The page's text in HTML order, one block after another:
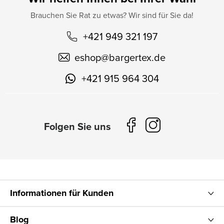
Brauchen Sie Rat zu etwas? Wir sind für Sie da!
+421 949 321 197
eshop@bargertex.de
+421 915 964 304
Informationen für Kunden
Blog